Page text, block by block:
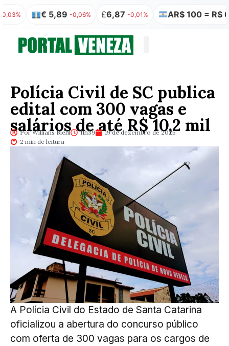
€ 5,89 -0,06% £6,87 -0,01% AR$ 100 = R$ 0,32
Polícia Civil de SC publica
edital com 300 vagas e
salários de até R$ 10,2 mil
Por Willians Biehl 11h39
19 de dezembro de 2025
2 min de leitura
A Polícia Civil do Estado de Santa Catarina
oficializou a abertura do concurso público
com oferta de 300 vagas para os cargos de